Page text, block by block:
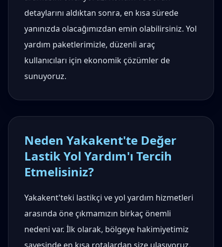
detaylarını aldıktan sonra, en kısa sürede
yanınızda olacağımızdan emin olabilirsiniz. Yol
yardım paketlerimizle, düzenli araç
kullanıcıları için ekonomik çözümler de
sunuyoruz.
Neden Yakakent'te Değer
Lastik Yol Yardım'ı Tercih
Etmelisiniz?
Yakakent'teki lastikçi ve yol yardım hizmetleri
arasında öne çıkmamızın birkaç önemli
nedeni var. İlk olarak, bölgeye hakimiyetimiz